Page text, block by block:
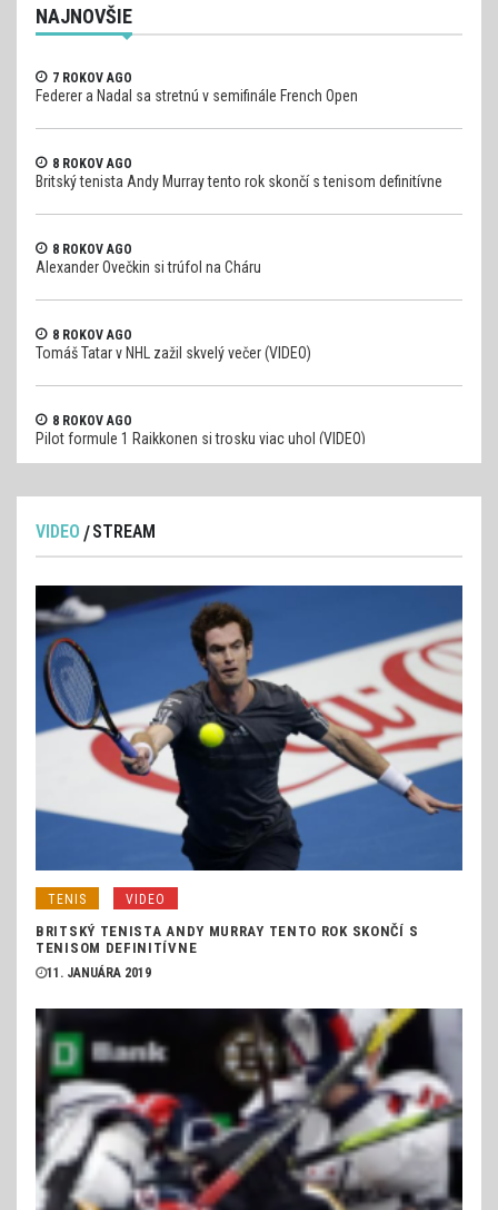
NAJNOVŠIE
7 ROKOV AGO
Federer a Nadal sa stretnú v semifinále French Open
8 ROKOV AGO
Britský tenista Andy Murray tento rok skončí s tenisom definitívne
8 ROKOV AGO
Alexander Ovečkin si trúfol na Cháru
8 ROKOV AGO
Tomáš Tatar v NHL zažil skvelý večer (VIDEO)
8 ROKOV AGO
Pilot formule 1 Raikkonen si trosku viac uhol (VIDEO)
VIDEO STREAM
TENIS VIDEO
BRITSKÝ TENISTA ANDY MURRAY TENTO ROK SKONČÍ S
TENISOM DEFINITÍVNE
11. JANUÁRA 2019